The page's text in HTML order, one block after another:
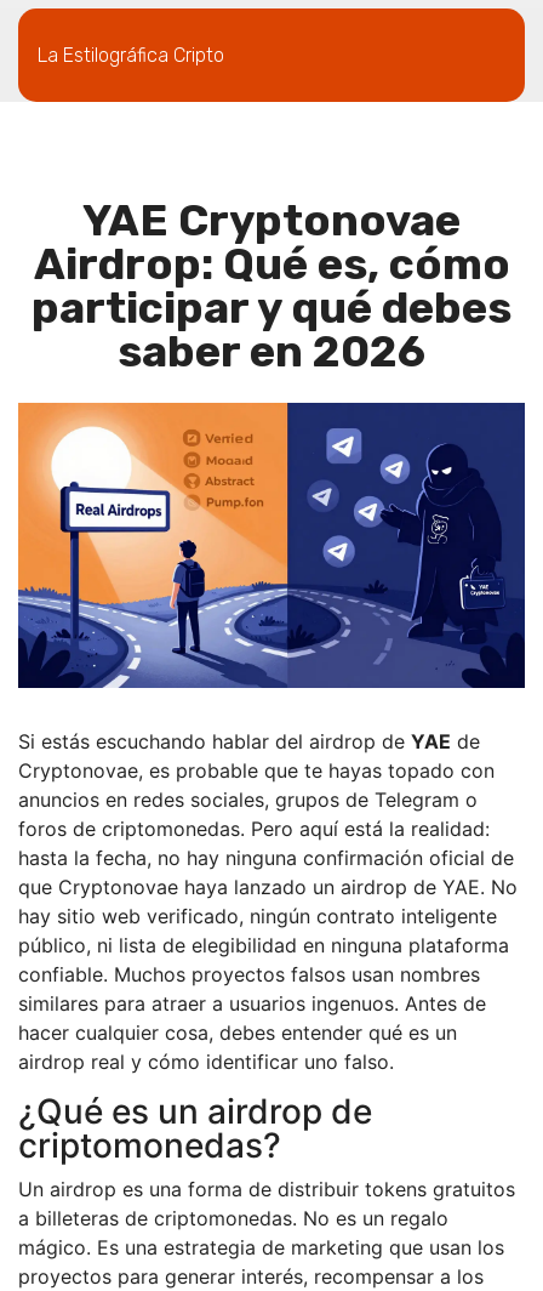
La Estilográfica Cripto
YAE Cryptonovae
Airdrop: Qué es, cómo
participar y qué debes
saber en 2026
Si estás escuchando hablar del airdrop de YAE de
Cryptonovae, es probable que te hayas topado con
anuncios en redes sociales, grupos de Telegram o
foros de criptomonedas. Pero aquí está la realidad:
hasta la fecha, no hay ninguna confirmación oficial de
que Cryptonovae haya lanzado un airdrop de YAE. No
hay sitio web verificado, ningún contrato inteligente
público, ni lista de elegibilidad en ninguna plataforma
confiable. Muchos proyectos falsos usan nombres
similares para atraer a usuarios ingenuos. Antes de
hacer cualquier cosa, debes entender qué es un
airdrop real y cómo identificar uno falso.
¿Qué es un airdrop de
criptomonedas?
Un airdrop es una forma de distribuir tokens gratuitos
a billeteras de criptomonedas. No es un regalo
mágico. Es una estrategia de marketing que usan los
proyectos para generar interés, recompensar a los